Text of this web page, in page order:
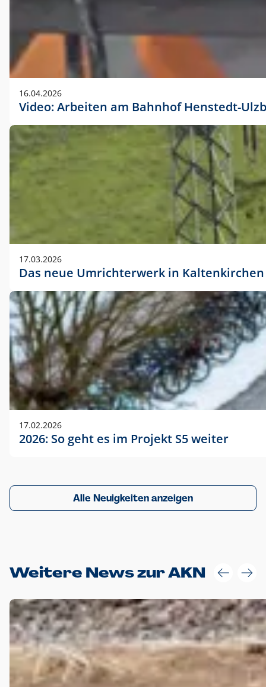
16.04.2026
Video: Arbeiten am Bahnhof Henstedt-
17.03.2026
Das neue Umrichterwerk in Kaltenkirchen
17.02.2026
2026: So geht es im Projekt S5 weiter
Alle Neuigkeiten anzeigen
Weitere News zur AKN